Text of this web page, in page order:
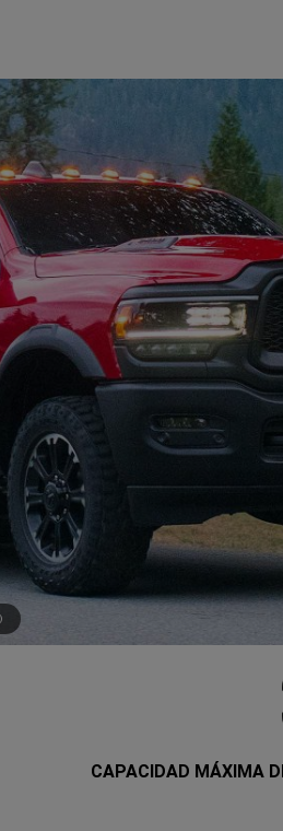
CAPACIDAD MÁXIMA